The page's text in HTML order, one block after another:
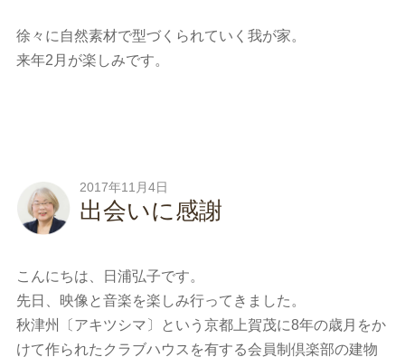
徐々に自然素材で型づくられていく我が家。
来年2月が楽しみです。
2017年11月4日
出会いに感謝
こんにちは、日浦弘子です。
先日、映像と音楽を楽しみ行ってきました。
秋津州〔アキツシマ〕という京都上賀茂に8年の歳月をか
けて作られたクラブハウスを有する会員制倶楽部の建物